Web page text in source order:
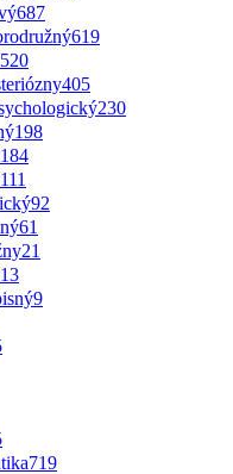
687
619
520
405
230
198
184
111
92
61
21
13
9
719